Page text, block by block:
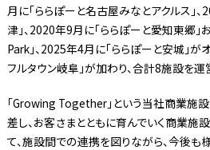
月に「ららぽーと名古屋みなとアクルス」
津」、2020年9月に「ららぽーと愛知東郷
Park」、2025年4月に「ららぽーと安城」が
フルタウン岐阜」が加わり、合計8施設を運
「Growing Together」という当社商業施
差し、お客さまとともに育んでいく商業施
て、施設間での連携を図りながら、今後も